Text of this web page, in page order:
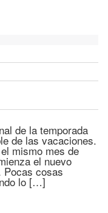
de la temporada
de las vacaciones.
mismo mes de
el nuevo
cosas
lo […]